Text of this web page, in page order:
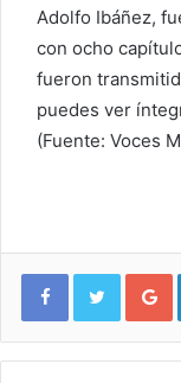
Adolfo Ibáñez,
con ocho
fueron
puedes ver
(Fuente: Voces